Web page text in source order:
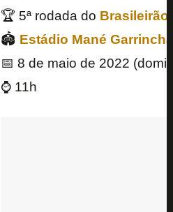
🏆 5ª rodada do Brasileirão-
🏟️ Estádio Mané Garrincha
📅 8 de maio de 2022
⌚ 11h